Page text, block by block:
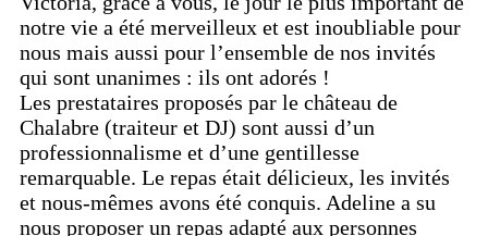
notre vie a été merveilleux et est inoubliable pour
nous mais aussi pour l’ensemble de nos invités
qui sont unanimes : ils ont adorés !
Les prestataires proposés par le château de
Chalabre (traiteur et DJ) sont aussi d’un
professionnalisme et d’une gentillesse
remarquable. Le repas était délicieux, les invités
et nous-mêmes avons été conquis. Adeline a su
nous proposer un repas adapté aux personnes